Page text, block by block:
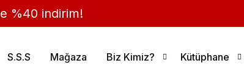
%40 indirim!
S.S.S Mağaza Biz Kimiz? Kütüphane